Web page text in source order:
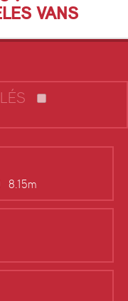
VANS
8.15m